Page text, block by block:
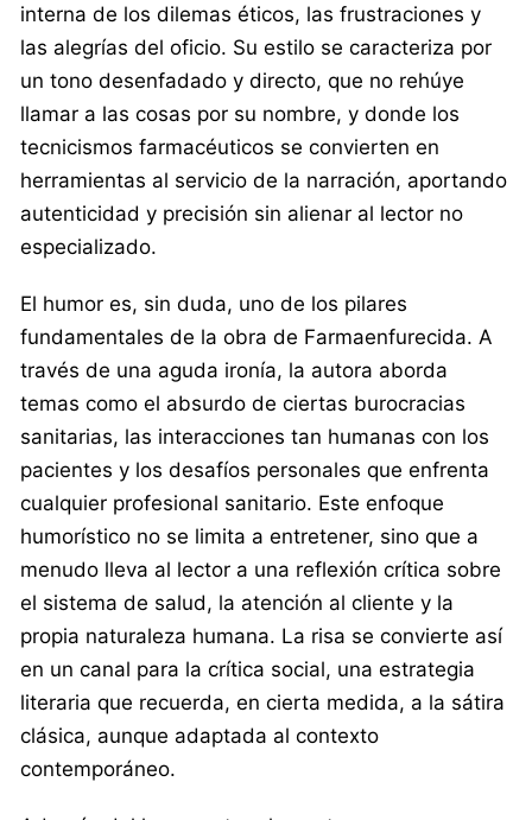
interna de los dilemas éticos, las frustraciones y
las alegrías del oficio. Su estilo se caracteriza por
un tono desenfadado y directo, que no rehúye
llamar a las cosas por su nombre, y donde los
tecnicismos farmacéuticos se convierten en
herramientas al servicio de la narración, aportando
autenticidad y precisión sin alienar al lector no
especializado.
El humor es, sin duda, uno de los pilares
fundamentales de la obra de Farmaenfurecida. A
través de una aguda ironía, la autora aborda
temas como el absurdo de ciertas burocracias
sanitarias, las interacciones tan humanas con los
pacientes y los desafíos personales que enfrenta
cualquier profesional sanitario. Este enfoque
humorístico no se limita a entretener, sino que a
menudo lleva al lector a una reflexión crítica sobre
el sistema de salud, la atención al cliente y la
propia naturaleza humana. La risa se convierte así
en un canal para la crítica social, una estrategia
literaria que recuerda, en cierta medida, a la sátira
clásica, aunque adaptada al contexto
contemporáneo.